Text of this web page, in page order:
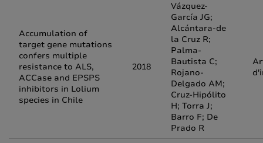
Accumulation of
target gene mutations
confers multiple
resistance to ALS,
ACCase and EPSPS
inhibitors in Lolium
species in Chile
2018
Vázquez-
García JG;
Alcántara-de
la Cruz R;
Palma-
Bautista C;
Rojano-
Delgado AM;
Cruz-Hipólito
H; Torra J;
Barro F; De
Prado R